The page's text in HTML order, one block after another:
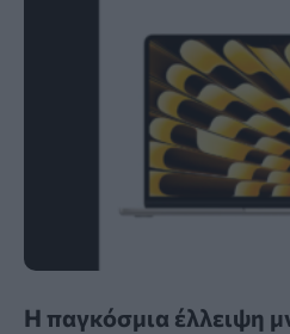
Η παγκόσμια έλλειψη